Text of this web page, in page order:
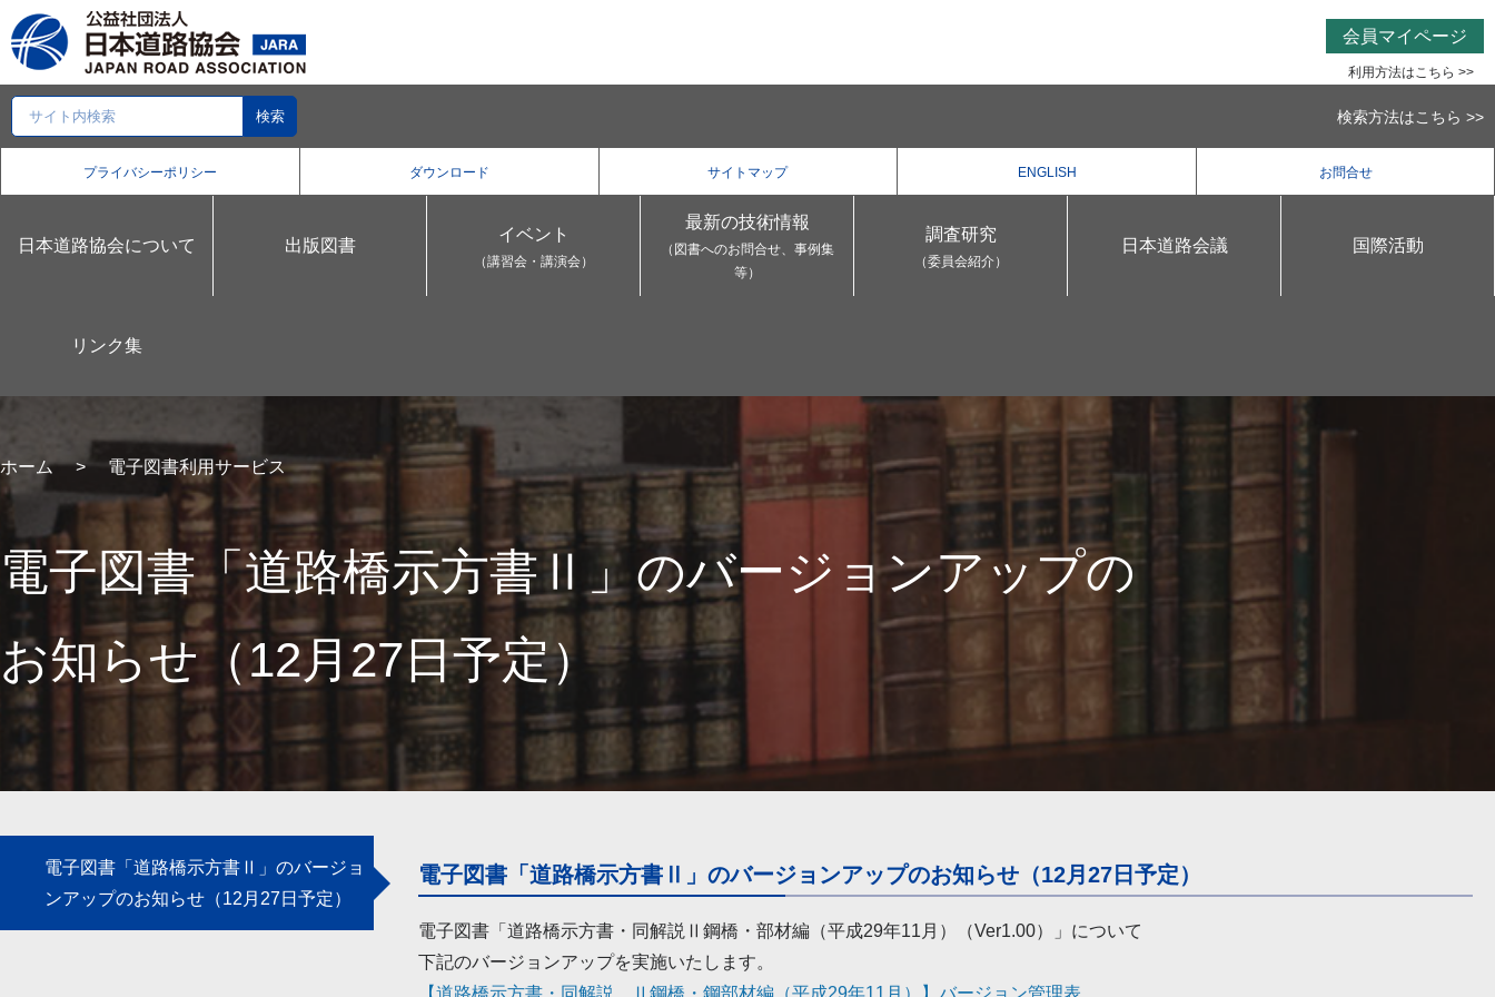
プライバシーポリシー ダウンロード サイトマップ ENGLISH お問合せ
会員マイページ
利用方法はこちら >>
検索方法はこちら >>
日本道路協会について 出版図書
イベント
（講習会・講演会）
最新の技術情報
（図書へのお問合せ、事例集
等）
調査研究
（委員会紹介）
日本道路会議 国際活動
リンク集
ホーム 電子図書利用サービス
電子図書「道路橋示方書Ⅱ」のバージョンアップの
お知らせ（12月27日予定）
電子図書「道路橋示方書Ⅱ」のバージョ
ンアップのお知らせ（12月27日予定）
電子図書「道路橋示方書Ⅱ」のバージョンアップのお知らせ（12月27日予定）
電子図書「道路橋示方書・同解説Ⅱ鋼橋・部材編（平成29年11月）（Ver1.00）」について
下記のバージョンアップを実施いたします。
【道路橋示方書・同解説 Ⅱ鋼橋・鋼部材編（平成29年11月）】バージョン管理表